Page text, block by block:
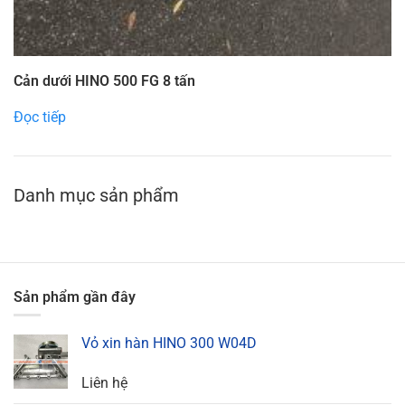
Cản dưới HINO 500 FG 8 tấn
Đọc tiếp
Danh mục sản phẩm
Sản phẩm gần đây
Vỏ xin hàn HINO 300 W04D
Liên hệ